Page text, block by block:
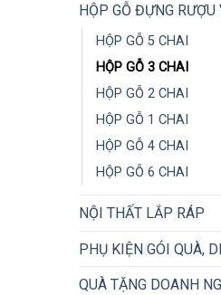
HỘP GỖ ĐỰNG RƯỢU
HỘP GỖ 5 CHAI
HỘP GỖ 3 CHAI
HỘP GỖ 2 CHAI
HỘP GỖ 1 CHAI
HỘP GỖ 4 CHAI
HỘP GỖ 6 CHAI
NỘI THẤT LẮP RÁP
PHỤ KIỆN GÓI QUÀ,
QUÀ TẶNG DOANH